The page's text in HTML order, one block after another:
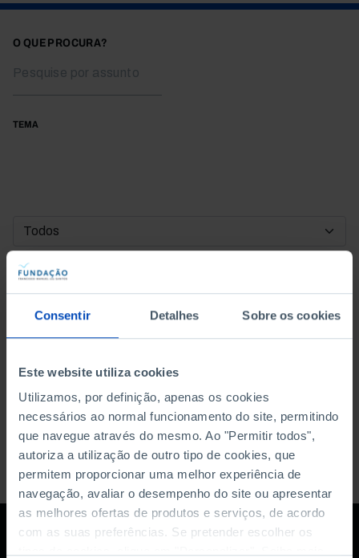
Consentir Detalhes Sobre os cookies
Este website utiliza cookies
Utilizamos, por definição, apenas os cookies
necessários ao normal funcionamento do site, permitindo
que navegue através do mesmo. Ao "Permitir todos",
autoriza a utilização de outro tipo de cookies, que
permitem proporcionar uma melhor experiência de
navegação, avaliar o desempenho do site ou apresentar
as melhores ofertas de produtos e serviços, de acordo
com as suas preferências. Se pretender escolher os
O QUE PROCURA?
TEMA
DATA DE INÍCIO
DATA DE FIM